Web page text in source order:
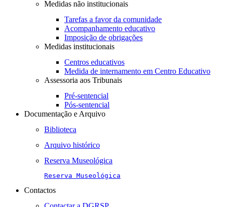
Medidas não institucionais
Tarefas a favor da comunidade
Acompanhamento educativo
Imposição de obrigações
Medidas institucionais
Centros educativos
Medida de internamento em Centro Educativo
Assessoria aos Tribunais
Pré-sentencial
Pós-sentencial
Documentação e Arquivo
Biblioteca
Arquivo histórico
Reserva Museológica
Reserva Museológica
Contactos